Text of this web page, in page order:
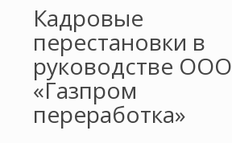
Кадровые
перестановки в
руководстве ООО
«Газпром
переработка»